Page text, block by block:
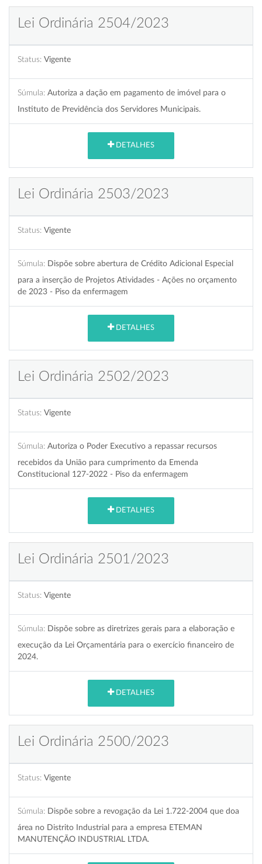
Lei Ordinária 2504/2023
Status: Vigente
Súmula: Autoriza a dação em pagamento de imóvel para o
Instituto de Previdência dos Servidores Municipais.
DETALHES
Lei Ordinária 2503/2023
Status: Vigente
Súmula: Dispõe sobre abertura de Crédito Adicional Especial
para a inserção de Projetos Atividades - Ações no orçamento
de 2023 - Piso da enfermagem
DETALHES
Lei Ordinária 2502/2023
Status: Vigente
Súmula: Autoriza o Poder Executivo a repassar recursos
recebidos da União para cumprimento da Emenda
Constitucional 127-2022 - Piso da enfermagem
DETALHES
Lei Ordinária 2501/2023
Status: Vigente
Súmula: Dispõe sobre as diretrizes gerais para a elaboração e
execução da Lei Orçamentária para o exercício financeiro de
2024.
DETALHES
Lei Ordinária 2500/2023
Status: Vigente
Súmula: Dispõe sobre a revogação da Lei 1.722-2004 que doa
área no Distrito Industrial para a empresa ETEMAN
MANUTENÇÃO INDUSTRIAL LTDA.